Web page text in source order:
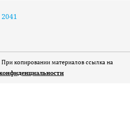
При копировании материалов ссылка на